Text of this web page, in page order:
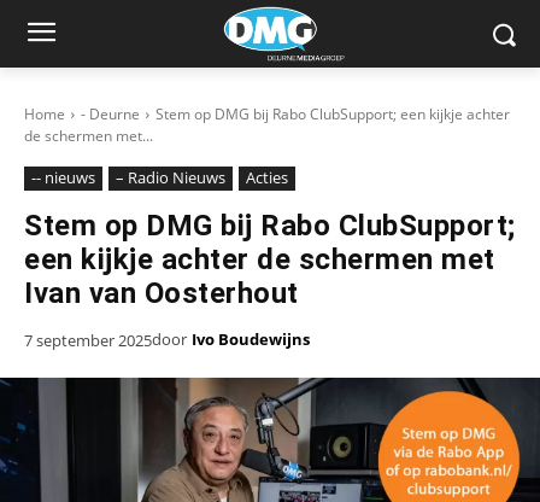
Home - Deurne
Stem op DMG bij Rabo ClubSupport; een kijkje achter
de schermen met...
-- nieuws – Radio Nieuws Acties
Stem op DMG bij Rabo ClubSupport;
een kijkje achter de schermen met
Ivan van Oosterhout
7 september 2025door Ivo Boudewijns